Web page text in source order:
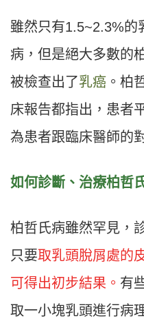
雖然只有1.5~2.3%的
病，但是絕大多數的
被檢查出了乳癌 。柏
床報告都指出，患者
為患者跟臨床醫師的
如何診斷、治療柏哲
柏哲氏病雖然罕見，
只要取乳頭脫屑處的
可得出初步結果。 有
取一小塊乳頭進行病